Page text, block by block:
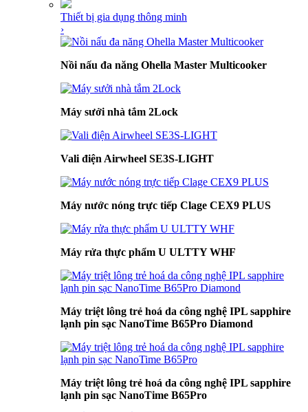
Thiết bị gia dụng thông minh
›
Nồi nấu đa năng Ohella Master Multicooker
Máy sưởi nhà tắm 2Lock
Vali điện Airwheel SE3S-LIGHT
Máy nước nóng trực tiếp Clage CEX9 PLUS
Máy rửa thực phẩm U ULTTY WHF
Máy triệt lông trẻ hoá da công nghệ IPL sapphire
lạnh pin sạc NanoTime B65Pro Diamond
Máy triệt lông trẻ hoá da công nghệ IPL sapphire
lạnh pin sạc NanoTime B65Pro